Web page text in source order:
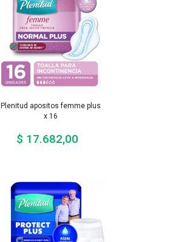
Plenitud apositos femme plus
x 16
$ 17.682,00